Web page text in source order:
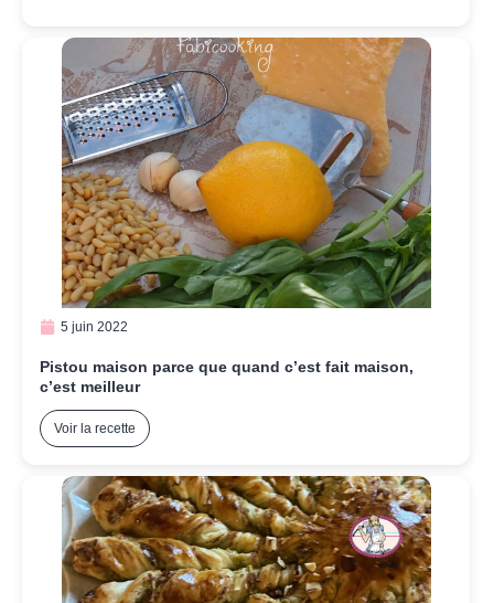
5 juin 2022
Pistou maison parce que quand c’est fait maison,
c’est meilleur
Voir la recette